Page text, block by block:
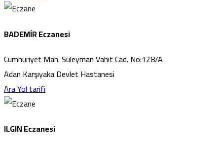
BADEMİR Eczanesi
Cumhuriyet Mah. Süleyman Vahit Cad. No:128/A
Adan Karşıyaka Devlet Hastanesi
AraYol tarifi
ILGIN Eczanesi